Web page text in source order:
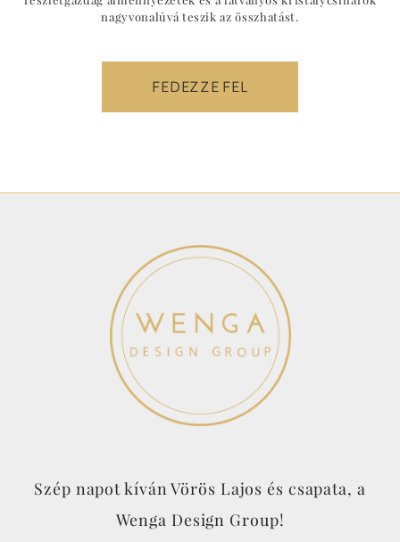
nagyvonalúvá teszik az összhatást.
FEDEZZE FEL
Szép napot kíván Vörös Lajos és csapata, a
Wenga Design Group!